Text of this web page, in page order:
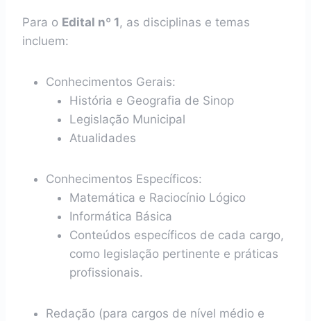
Para o Edital nº 1, as disciplinas e temas
incluem:
Conhecimentos Gerais:
História e Geografia de Sinop
Legislação Municipal
Atualidades
Conhecimentos Específicos:
Matemática e Raciocínio Lógico
Informática Básica
Conteúdos específicos de cada cargo,
como legislação pertinente e práticas
profissionais.
Redação (para cargos de nível médio e